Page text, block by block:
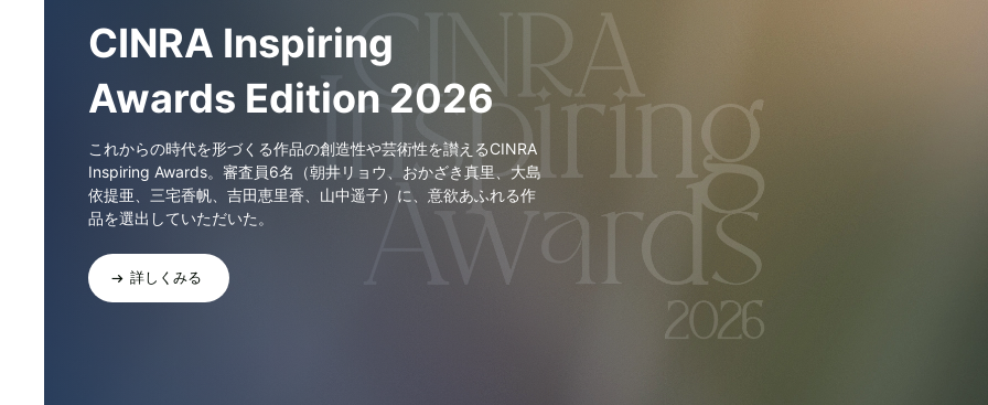
CINRA Inspiring
Awards Edition 2026
これからの時代を形づくる作品の創造性や芸術性を讃えるCINRA
Inspiring Awards。審査員6名（朝井リョウ、おかざき真里、大島
依提亜、三宅香帆、吉田恵里香、山中遥子）に、意欲あふれる作
品を選出していただいた。
詳しくみる